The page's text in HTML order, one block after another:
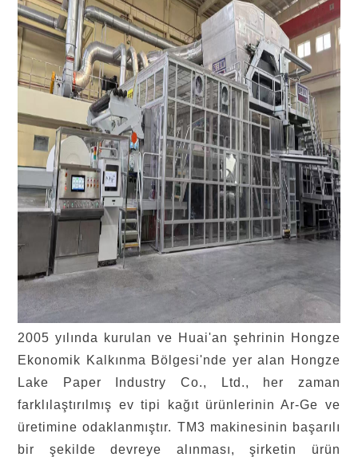
2005 yılında kurulan ve Huai'an şehrinin Hongze
Ekonomik Kalkınma Bölgesi'nde yer alan Hongze
Lake Paper Industry Co., Ltd., her zaman
farklılaştırılmış ev tipi kağıt ürünlerinin Ar-Ge ve
üretimine odaklanmıştır. TM3 makinesinin başarılı
bir şekilde devreye alınması, şirketin ürün